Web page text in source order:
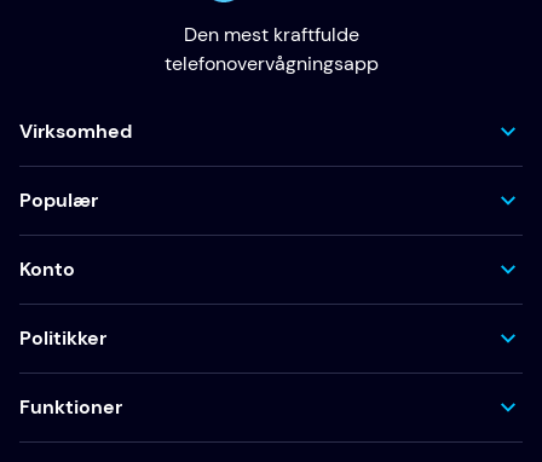
Den mest kraftfulde
telefonovervågningsapp
Virksomhed
Populær
Konto
Politikker
Funktioner